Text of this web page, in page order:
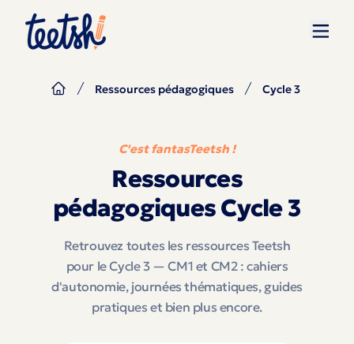
Ressources pédagogiques Cycle 3
C'est fantasTeetsh !
Ressources
pédagogiques Cycle 3
Retrouvez toutes les ressources Teetsh
pour le Cycle 3 — CM1 et CM2 : cahiers
d'autonomie, journées thématiques, guides
pratiques et bien plus encore.